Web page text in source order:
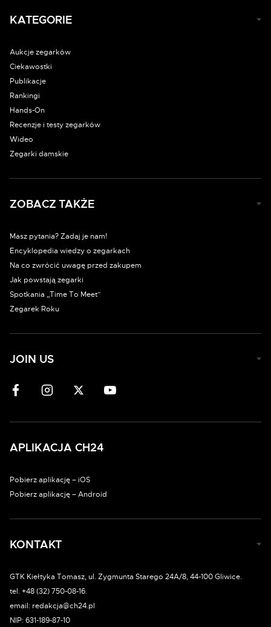
KATEGORIE
Aukcje zegarków
Ciekawostki
Publikacje
Rankingi
Hands-On
Recenzje i testy zegarków
Wideo
Zegarki damskie
ZOBACZ TAKŻE
Masz pytania? Zadaj je nam!
Encyklopedia wiedzy o zegarkach
Na co zwrócić uwagę przed zakupem
Jak powstają zegarki
Spotkania „Time To Meet”
Zegarek Roku
JOIN US
APLIKACJA CH24
Pobierz aplikację – iOS
Pobierz aplikację – Android
KONTAKT
GTK Kiełtyka Tomasz, ul. Zygmunta Starego 24A/8, 44-100 Gliwice.
tel. +48 (32) 750-08-16.
email: redakcja@ch24.pl
NIP: 631-189-87-10